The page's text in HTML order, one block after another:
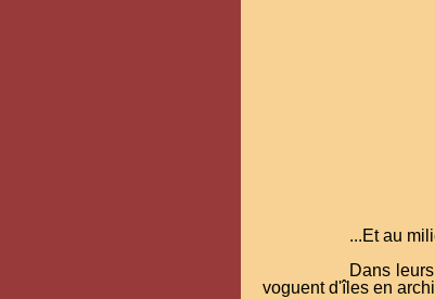
...Et au
Dans
voguent d'îles en